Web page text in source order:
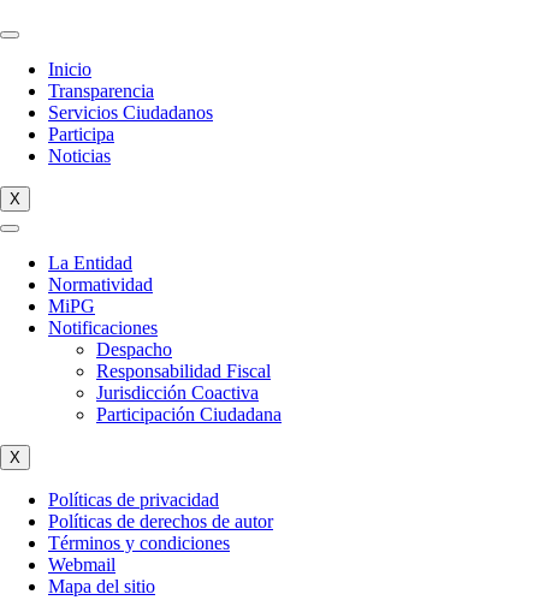
Inicio
Transparencia
Servicios Ciudadanos
Participa
Noticias
X
La Entidad
Normatividad
MiPG
Notificaciones
Despacho
Responsabilidad Fiscal
Jurisdicción Coactiva
Participación Ciudadana
X
Políticas de privacidad
Políticas de derechos de autor
Términos y condiciones
Webmail
Mapa del sitio